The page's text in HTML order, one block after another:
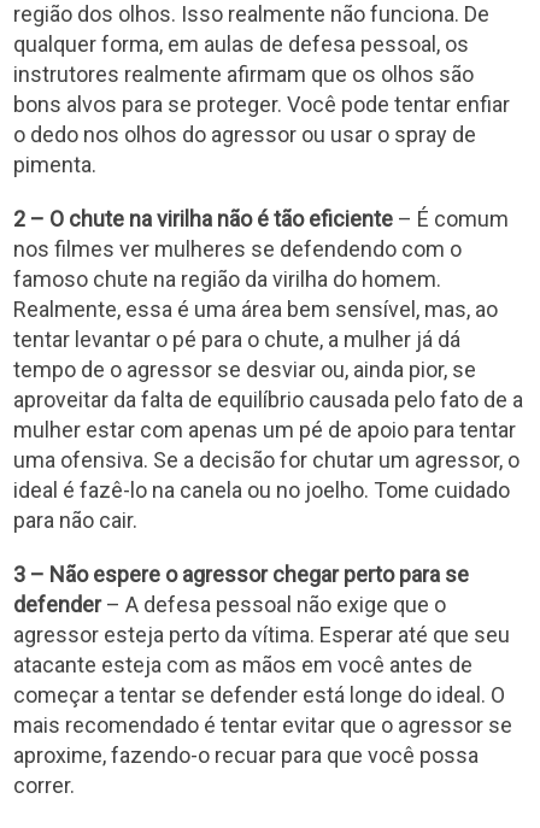
região dos olhos. Isso realmente não funciona. De
qualquer forma, em aulas de defesa pessoal, os
instrutores realmente afirmam que os olhos são
bons alvos para se proteger. Você pode tentar enfiar
o dedo nos olhos do agressor ou usar o spray de
pimenta.
2 – O chute na virilha não é tão eficiente – É comum
nos filmes ver mulheres se defendendo com o
famoso chute na região da virilha do homem.
Realmente, essa é uma área bem sensível, mas, ao
tentar levantar o pé para o chute, a mulher já dá
tempo de o agressor se desviar ou, ainda pior, se
aproveitar da falta de equilíbrio causada pelo fato de a
mulher estar com apenas um pé de apoio para tentar
uma ofensiva. Se a decisão for chutar um agressor, o
ideal é fazê-lo na canela ou no joelho. Tome cuidado
para não cair.
3 – Não espere o agressor chegar perto para se
defender– A defesa pessoal não exige que o
agressor esteja perto da vítima. Esperar até que seu
atacante esteja com as mãos em você antes de
começar a tentar se defender está longe do ideal. O
mais recomendado é tentar evitar que o agressor se
aproxime, fazendo-o recuar para que você possa
correr.